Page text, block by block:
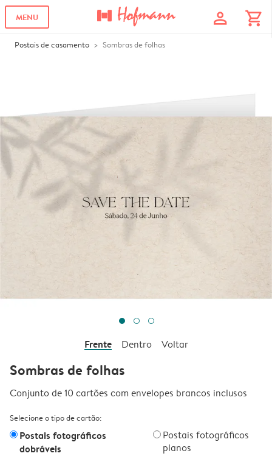
MENU profile shopping_cart
Postais de casamento Sombras de folhas
Frente Dentro Voltar
Sombras de folhas
Conjunto de 10 cartões com envelopes brancos inclusos
Selecione o tipo de cartão:
Postais fotográficos
dobráveis
Postais fotográficos
planos